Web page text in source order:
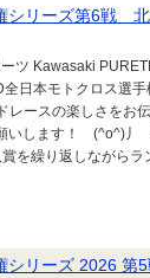
シリーズ第6戦
ツ Kawasaki
日本モトクロス選
レースの楽しさをお
いします！ (^o^)
を繰り返しながら
シリーズ 2026